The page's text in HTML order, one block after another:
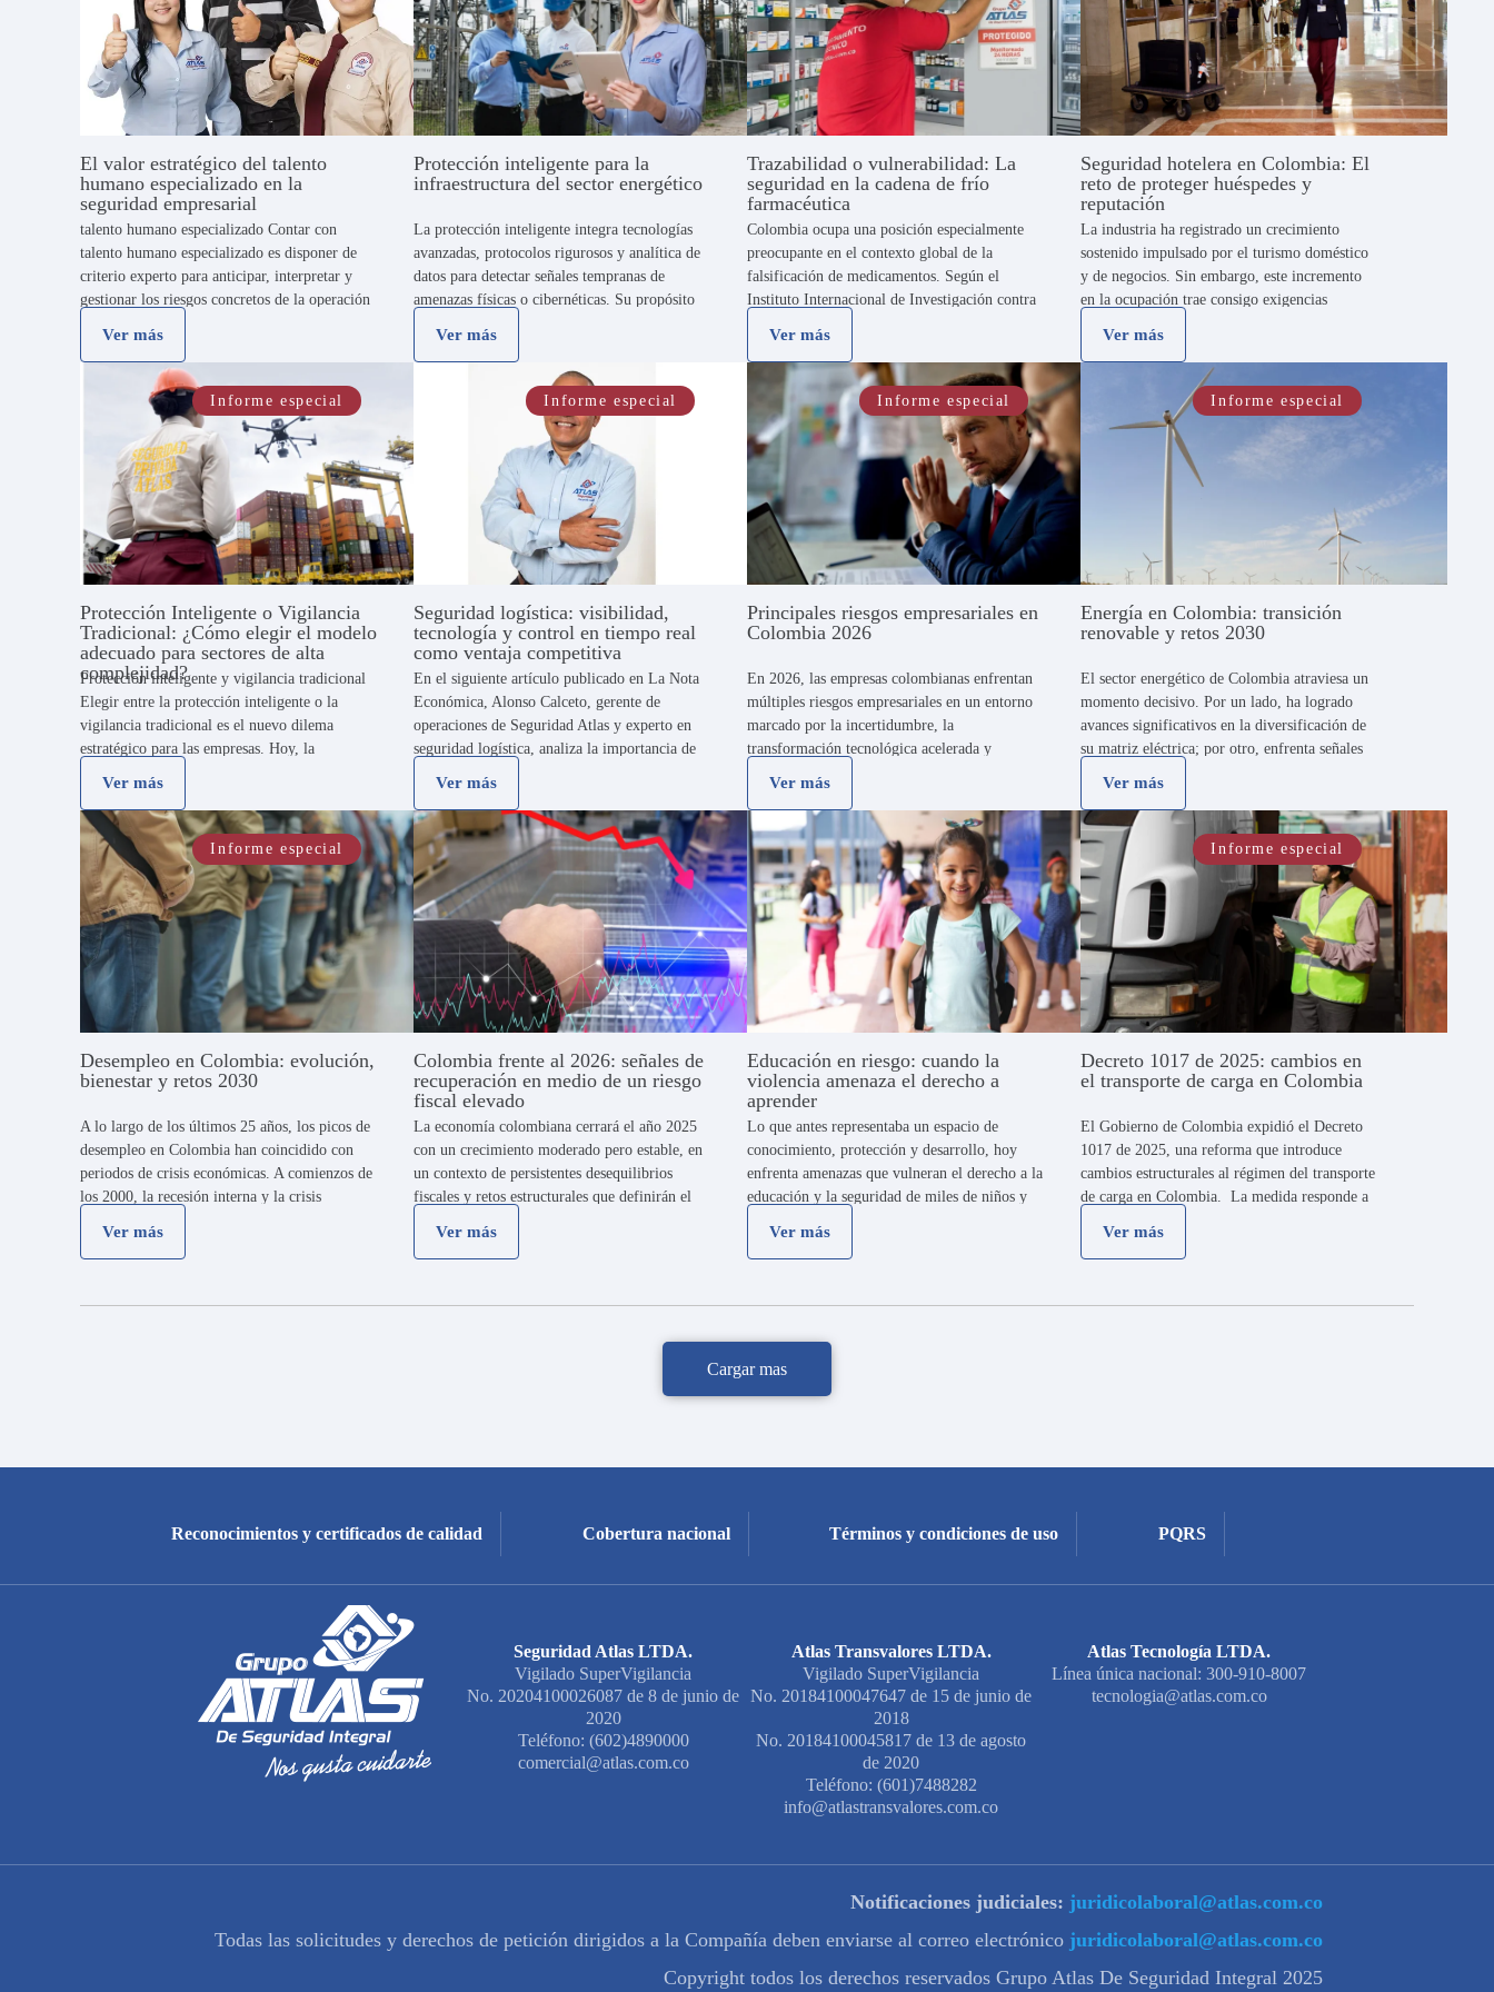
El valor estratégico del talento
humano especializado en la
seguridad empresarial
talento humano especializado Contar con
talento humano especializado es disponer de
criterio experto para anticipar, interpretar y
gestionar los riesgos concretos de la operación
entrenados. El …
Ver más
Protección inteligente para la
infraestructura del sector energético
La protección inteligente integra tecnologías
avanzadas, protocolos rigurosos y analítica de
datos para detectar señales tempranas de
amenazas físicas o cibernéticas. Su propósito
anticipada del riesgo. De este …
Ver más
Trazabilidad o vulnerabilidad: La
seguridad en la cadena de frío
farmacéutica
Colombia ocupa una posición especialmente
preocupante en el contexto global de la
falsificación de medicamentos. Según el
Instituto Internacional de Investigación contra
nivel mundial. Asimismo, …
Ver más
Seguridad hotelera en Colombia: El
reto de proteger huéspedes y
reputación
La industria ha registrado un crecimiento
sostenido impulsado por el turismo doméstico
y de negocios. Sin embargo, este incremento
en la ocupación trae consigo exigencias
Ver más
Informe especial
Protección Inteligente o Vigilancia
Tradicional: ¿Cómo elegir el modelo
adecuado para sectores de alta
complejidad?
Protección inteligente y vigilancia tradicional
Elegir entre la protección inteligente o la
vigilancia tradicional es el nuevo dilema
estratégico para las empresas. Hoy, la
costos y aumentar la …
Ver más
Informe especial
Seguridad logística: visibilidad,
tecnología y control en tiempo real
como ventaja competitiva
En el siguiente artículo publicado en La Nota
Económica, Alonso Calceto, gerente de
operaciones de Seguridad Atlas y experto en
seguridad logística, analiza la importancia de
la …
Ver más
Informe especial
Principales riesgos empresariales en
Colombia 2026
En 2026, las empresas colombianas enfrentan
múltiples riesgos empresariales en un entorno
marcado por la incertidumbre, la
transformación tecnológica acelerada y
determinante: el contexto político-electoral. La
convergencia …
Ver más
Informe especial
Energía en Colombia: transición
renovable y retos 2030
El sector energético de Colombia atraviesa un
momento decisivo. Por un lado, ha logrado
avances significativos en la diversificación de
su matriz eléctrica; por otro, enfrenta señales
Ver más
Informe especial
Desempleo en Colombia: evolución,
bienestar y retos 2030
A lo largo de los últimos 25 años, los picos de
desempleo en Colombia han coincidido con
periodos de crisis económicas. A comienzos de
los 2000, la recesión interna y la crisis
Ver más
Colombia frente al 2026: señales de
recuperación en medio de un riesgo
fiscal elevado
La economía colombiana cerrará el año 2025
con un crecimiento moderado pero estable, en
un contexto de persistentes desequilibrios
fiscales y retos estructurales que definirán el
Ver más
Educación en riesgo: cuando la
violencia amenaza el derecho a
aprender
Lo que antes representaba un espacio de
conocimiento, protección y desarrollo, hoy
enfrenta amenazas que vulneran el derecho a la
educación y la seguridad de miles de niños y
Ver más
Informe especial
Decreto 1017 de 2025: cambios en
el transporte de carga en Colombia
El Gobierno de Colombia expidió el Decreto
1017 de 2025, una reforma que introduce
cambios estructurales al régimen del transporte
de carga en Colombia. La medida responde a
Ver más
Cargar mas
Reconocimientos y certificados de calidad Cobertura nacional Términos y condiciones de uso PQRS
Seguridad Atlas LTDA.
Vigilado SuperVigilancia
No. 20204100026087 de 8 de junio de
2020
Teléfono: (602)4890000
comercial@atlas.com.co
Atlas Transvalores LTDA.
Vigilado SuperVigilancia
No. 20184100047647 de 15 de junio de
2018
No. 20184100045817 de 13 de agosto
de 2020
Teléfono: (601)7488282
info@atlastransvalores.com.co
Atlas Tecnología LTDA.
Línea única nacional: 300-910-8007
tecnologia@atlas.com.co
Notificaciones judiciales: juridicolaboral@atlas.com.co
Todas las solicitudes y derechos de petición dirigidos a la Compañía deben enviarse al correo electrónico juridicolaboral@atlas.com.co
Copyright todos los derechos reservados Grupo Atlas De Seguridad Integral 2025